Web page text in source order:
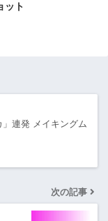
ット
連発 メイキングム
次の記事